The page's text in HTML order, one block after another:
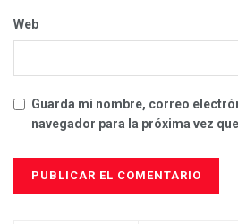
Web
Guarda mi nombre, correo
navegador para la próxima vez